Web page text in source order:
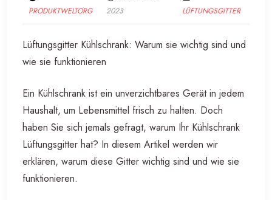
PRODUKTWELTORG
2023
LÜFTUNGSGITTER
Lüftungsgitter Kühlschrank: Warum sie wichtig sind und
wie sie funktionieren
Ein Kühlschrank ist ein unverzichtbares Gerät in jedem
Haushalt, um Lebensmittel frisch zu halten. Doch
haben Sie sich jemals gefragt, warum Ihr Kühlschrank
Lüftungsgitter hat? In diesem Artikel werden wir
erklären, warum diese Gitter wichtig sind und wie sie
funktionieren.